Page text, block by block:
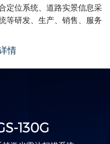
定位系统、道路实景信息采
等研发、生产、销售、服务
国土资源、智能驾驶、机器
利、应急等诸多领域，市场
多个国家和地区。
情